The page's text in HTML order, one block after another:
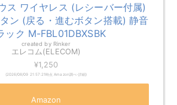
ス ワイヤレス (レシーバー付属)
ン (戻る・進むボタン搭載) 静音
ック M-FBL01DBXSBK
created by Rinker
エレコム(ELECOM)
¥1,250
(2026/08/09 21:57:21時点 Amazon調べ- 詳細)
Amazon